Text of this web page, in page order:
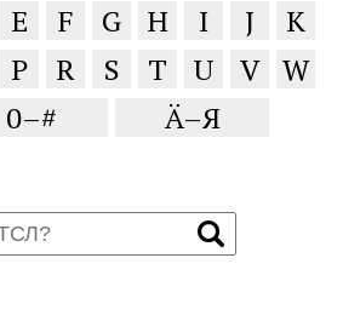
E F G H I J
K
P R S T U V W
0–# Ä–Я